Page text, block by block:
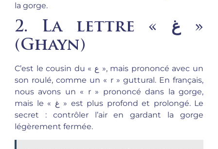
la gorge.
2. La lettre « غ »
(Ghayn )
C’est le cousin du « ع », mais prononcé avec un
son roulé, comme un « r » guttural. En français,
nous avons un « r » prononcé dans la gorge,
mais le « غ » est plus profond et prolongé. Le
secret : contrôler l’air en gardant la gorge
légèrement fermée.